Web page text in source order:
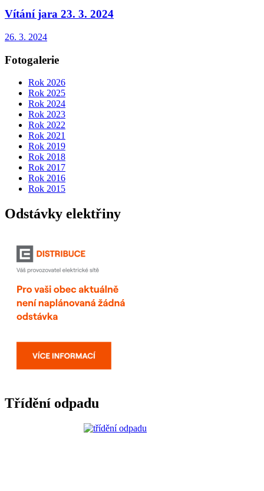
Vítání jara 23. 3. 2024
26. 3. 2024
Fotogalerie
Rok 2026
Rok 2025
Rok 2024
Rok 2023
Rok 2022
Rok 2021
Rok 2019
Rok 2018
Rok 2017
Rok 2016
Rok 2015
Odstávky elektřiny
Třídění odpadu